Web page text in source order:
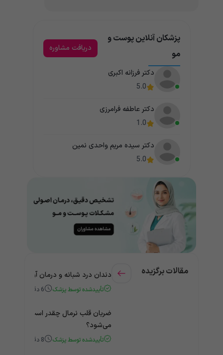
پزشکان آنلاین پوست و
مو
دریافت مشاوره
دکتر فرزانه اکبری
5.0
دکتر عاطفه فرامرزی
1.0
دکتر سیده مریم واحدی نمین
5.0
مقالات برگزیده دندان درد شبانه و درمان آن +
تأییدشده توسط پزشک 6 دقیقه
ضربان قلب نرمال چقدر است؟ چه
می‌شود؟
تأییدشده توسط پزشک 8 دقیقه